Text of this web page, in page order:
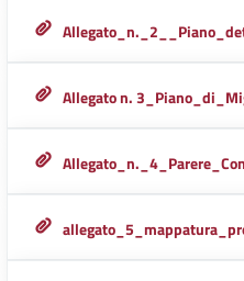
Allegato n.